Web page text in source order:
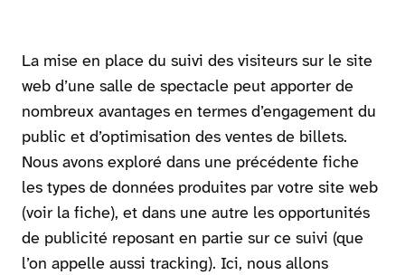
La mise en place du suivi des visiteurs sur le site
web d’une salle de spectacle peut apporter de
nombreux avantages en termes d’engagement du
public et d’optimisation des ventes de billets.
Nous avons exploré dans une précédente fiche
les types de données produites par votre site web
(voir la fiche), et dans une autre les opportunités
de publicité reposant en partie sur ce suivi (que
l’on appelle aussi tracking). Ici, nous allons